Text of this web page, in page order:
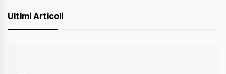
Ultimi Articoli